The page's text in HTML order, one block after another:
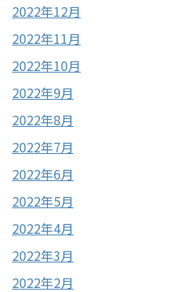
2022年12月
2022年11月
2022年10月
2022年9月
2022年8月
2022年7月
2022年6月
2022年5月
2022年4月
2022年3月
2022年2月